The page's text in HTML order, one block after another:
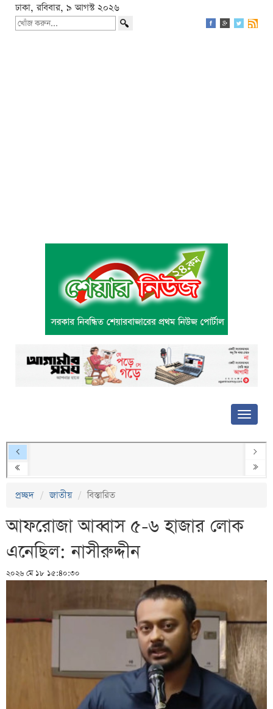
ঢাকা, রবিবার, ৯ আগস্ট ২০২৬
প্রচ্ছদ জাতীয় বিস্তারিত
আফরোজা আব্বাস ৫-৬ হাজার লোক
এনেছিল: নাসীরুদ্দীন
২০২৬ মে ১৮ ১৫:৪০:৩০